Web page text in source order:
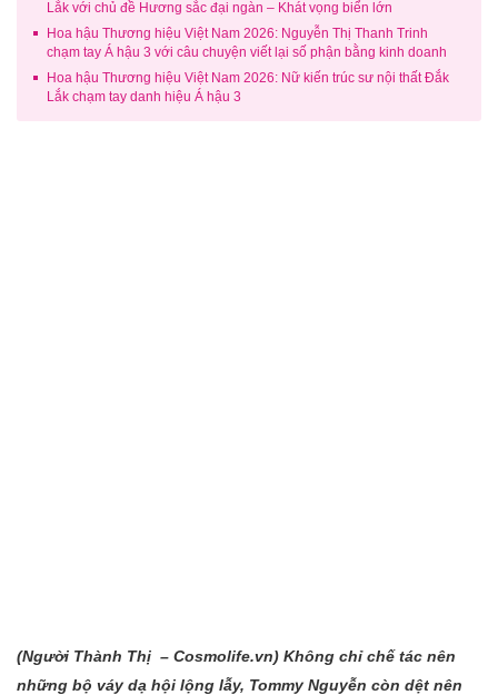
Lắk với chủ đề Hương sắc đại ngàn – Khát vọng biển lớn
Hoa hậu Thương hiệu Việt Nam 2026: Nguyễn Thị Thanh Trinh
chạm tay Á hậu 3 với câu chuyện viết lại số phận bằng kinh doanh
Hoa hậu Thương hiệu Việt Nam 2026: Nữ kiến trúc sư nội thất Đắk
Lắk chạm tay danh hiệu Á hậu 3
(Người Thành Thị – Cosmolife.vn) Không chỉ chế tác nên
những bộ váy dạ hội lộng lẫy, Tommy Nguyễn còn dệt nên